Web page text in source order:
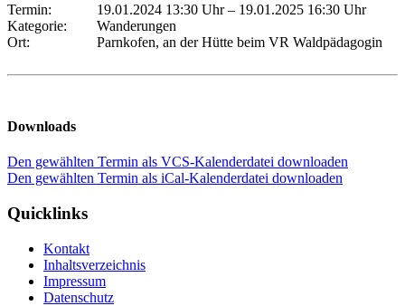
Termin:
19.01.2024 13:30 Uhr– 19.01.2025 16:30 Uhr
Kategorie:
Wanderungen
Ort:
Parnkofen, an der Hütte beim VR Waldpädagogin
Downloads
Den gewählten Termin als VCS-Kalenderdatei downloaden
Den gewählten Termin als iCal-Kalenderdatei downloaden
Quicklinks
Kontakt
Inhaltsverzeichnis
Impressum
Datenschutz